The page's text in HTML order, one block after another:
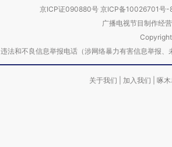
京ICP证090880号 京ICP备10026701号-
广播电视节目制作经
违法和不良信息举报电话（涉网络暴力有害信息举
关于我们 加入我们 啄